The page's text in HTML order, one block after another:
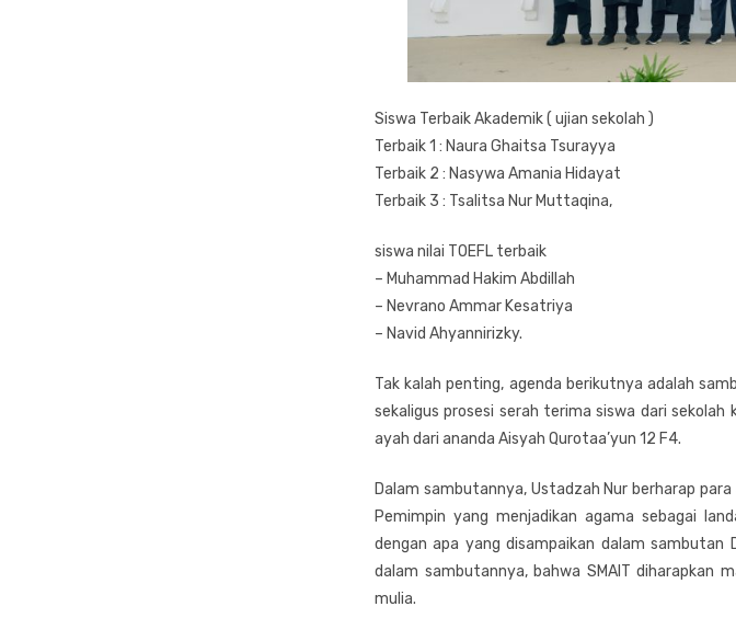
Siswa Terbaik Akademik ( ujian sekolah )
Terbaik 1 : Naura Ghaitsa Tsurayya
Terbaik 2 : Nasywa Amania Hidayat
Terbaik 3 : Tsalitsa Nur Muttaqina,
siswa nilai TOEFL terbaik
– Muhammad Hakim Abdillah
– ⁠Nevrano Ammar Kesatriya
– ⁠Navid Ahyannirizky.
Tak kalah penting, agenda berikutnya adalah
sekaligus prosesi serah terima siswa dari sekolah
ayah dari ananda Aisyah Qurotaa’yun 12 F4.
Dalam sambutannya, Ustadzah Nur berharap
Pemimpin yang menjadikan agama sebagai
dengan apa yang disampaikan dalam sambutan
dalam sambutannya, bahwa SMAIT diharapkan
mulia.